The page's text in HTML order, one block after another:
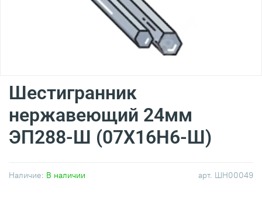
арт. ШН00049
Наличие: В наличии
Шестигранник
нержавеющий 24мм
ЭП288-Ш (07Х16Н6-Ш)